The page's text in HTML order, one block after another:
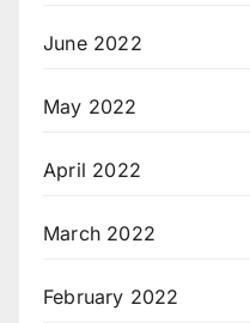
June 2022
May 2022
April 2022
March 2022
February 2022